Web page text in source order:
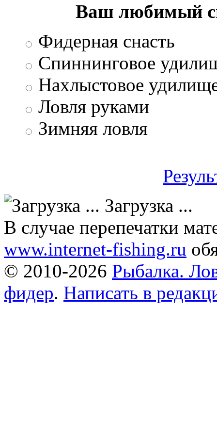
Ваш любимый
Фидерная снасть
Спиннинговое
Нахлыстовое
Ловля руками
Зимняя ловля
Загрузка ...
В случае перепечатки
www.internet-fishing.ru
© 2010-2026 Рыбалка.
фидер. Написать в